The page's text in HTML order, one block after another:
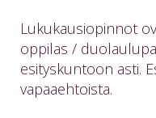
Lukukausiopinnot
oppilas /
esityskuntoon asti.
vapaaehtoista.